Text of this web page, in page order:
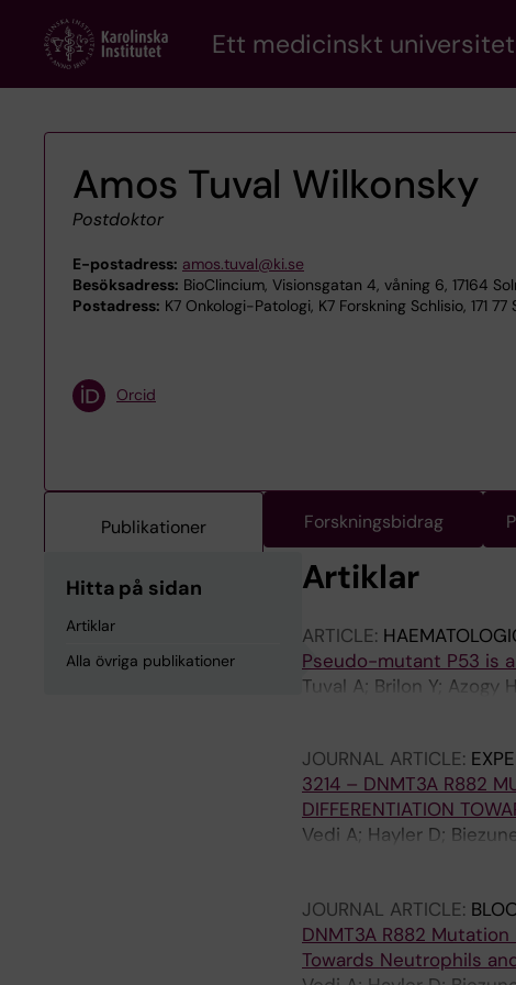
content
Ett medicinskt universitet
Amos Tuval Wilkonsky
Postdoktor
E-postadress: amos.tuval@ki.se
Besöksadress: BioClincium, Visionsgatan 4, våning 6, 17164
Postadress: K7 Onkologi-Patologi, K7 Forskning Schlisio, 171
Orcid
Publikationer Forskningsbidrag
Hitta på sidan
Artiklar
Alla övriga publikationer
Artiklar
ARTICLE:
Pseudo-mutant P53 is
Tuval A; Brilon Y; Azogy
JOURNAL ARTICLE:
3214 – DNMT3A R882
DIFFERENTIATION
Vedi A; Hayler D;
Danin A; Chapal N;
JOURNAL ARTICLE:
DNMT3A R882
Towards Neutrophils